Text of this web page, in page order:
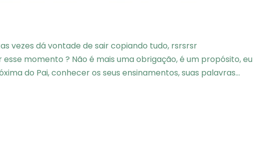
vezes dá vontade de sair copiando tudo, rsrsrsr
momento ? Não é mais uma obrigação, é um propósito, eu
do Pai, conhecer os seus ensinamentos, suas palavras...